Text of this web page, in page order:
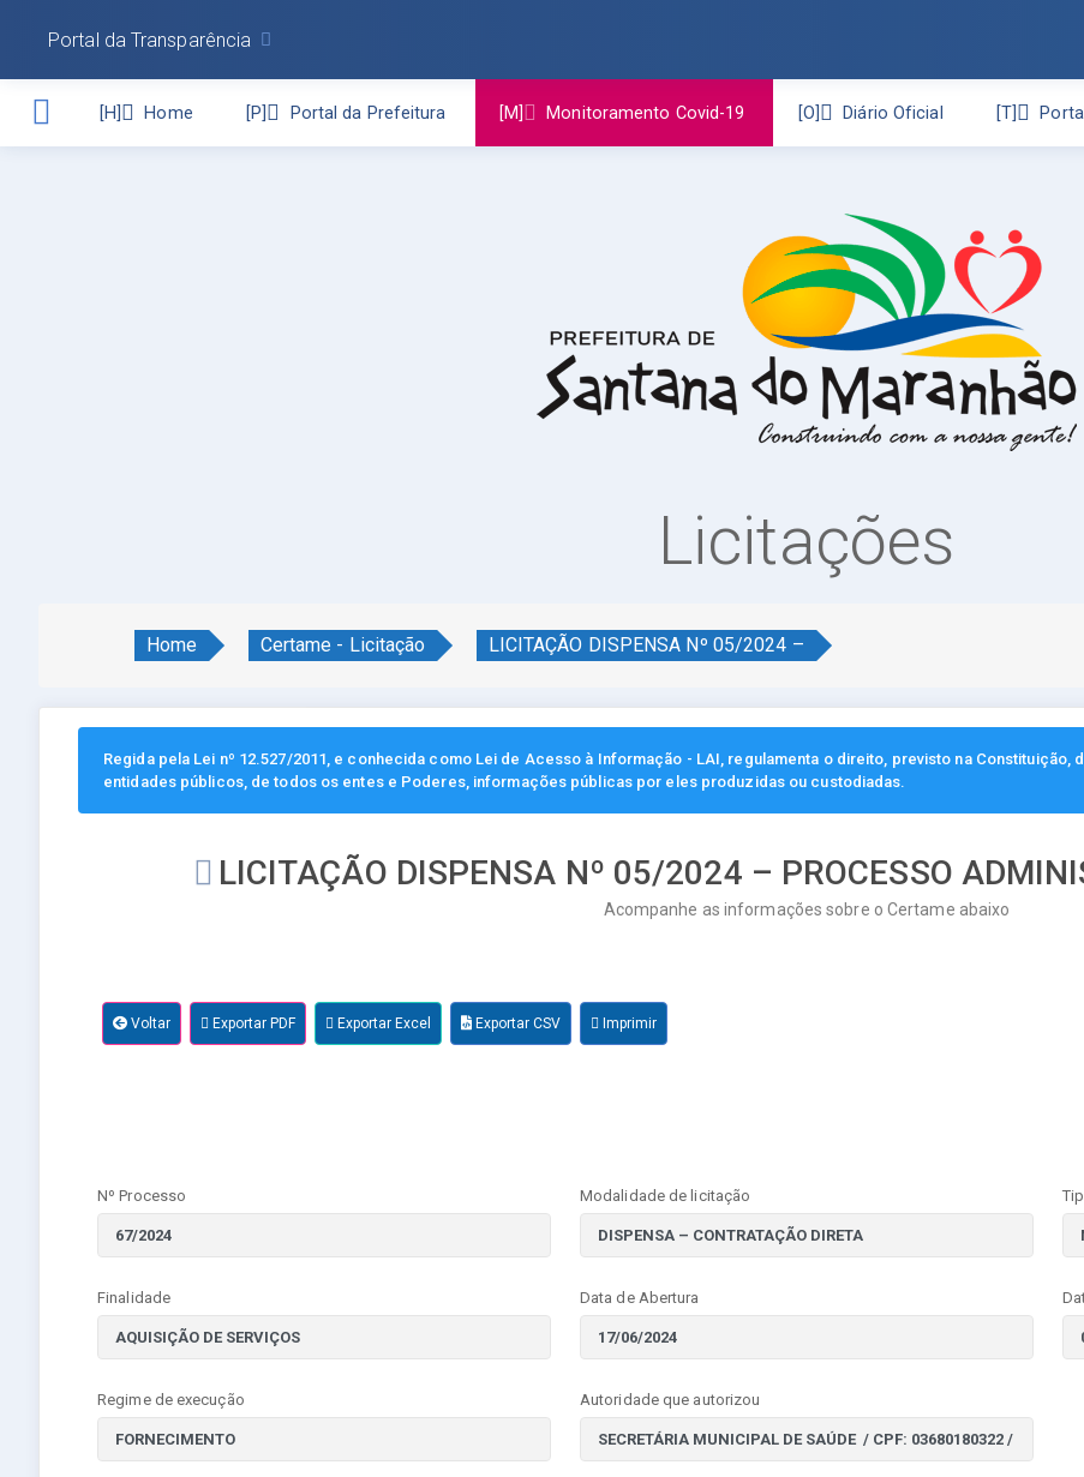
Home Portal da Prefeitura Monitoramento Covid-19 Diário Oficial
Portal da Transparência
Licitações
Home Certame - Licitação LICITAÇÃO DISPENSA Nº 05/2024 –
Regida pela Lei nº 12.527/2011, e conhecida como Lei de Acesso à Informação - LAI, regulamenta o direito, previsto na
entidades públicos, de todos os entes e Poderes, informações públicas por eles produzidas ou custodiadas.
LICITAÇÃO DISPENSA Nº 05/2024 – PROCESSO
Acompanhe as informações sobre o Certame abaixo
Voltar Exportar PDF Exportar Excel Exportar CSV Imprimir
Nº Processo Modalidade de licitação
Finalidade Data de Abertura
Regime de execução Autoridade que autorizou